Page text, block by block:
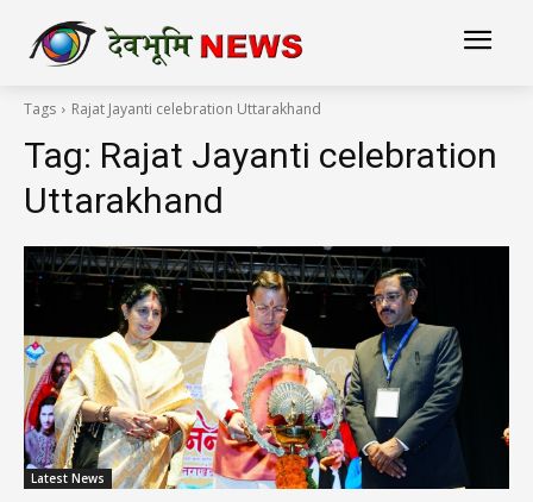
Tags Rajat Jayanti celebration Uttarakhand
Tag: Rajat Jayanti celebration
Uttarakhand
Latest News